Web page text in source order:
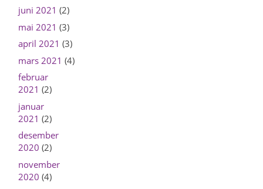
juni 2021 (2)
mai 2021 (3)
april 2021 (3)
mars 2021 (4)
februar
2021 (2)
januar
2021 (2)
desember
2020 (2)
november
2020 (4)